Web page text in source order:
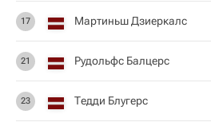
17 Мартиньш Дзиеркалс
21 Рудольфс Балцерс
23 Тедди Блугерс